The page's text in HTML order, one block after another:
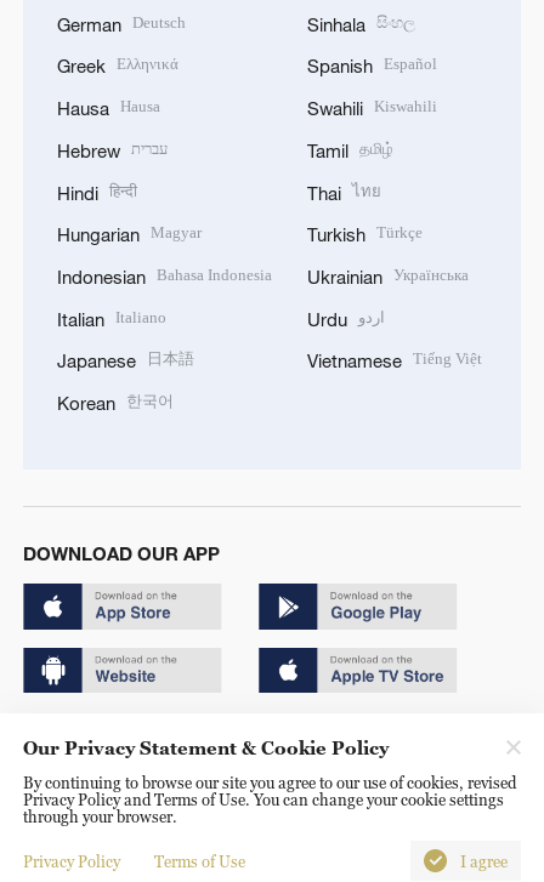
German Deutsch
Greek Ελληνικά
Hausa Hausa
Hebrew עברית
Hindi हिन्दी
Hungarian Magyar
Indonesian Bahasa Indonesia
Italian Italiano
Japanese 日本語
Korean 한국어
Sinhala සිංහල
Spanish Español
Swahili Kiswahili
Tamil தமிழ்
Thai ไทย
Turkish Türkçe
Ukrainian Українська
Urdu اردو
Vietnamese Tiếng Việt
DOWNLOAD OUR APP
京ICP备20000184号
京公网安备 11010502050052号
Disinformation report hotline: 010-85061466
Our Privacy Statement & Cookie Policy
By continuing to browse our site you agree to our use of cookies, revised
Privacy Policy and Terms of Use. You can change your cookie settings
through your browser.
Privacy Policy Terms of Use I agree